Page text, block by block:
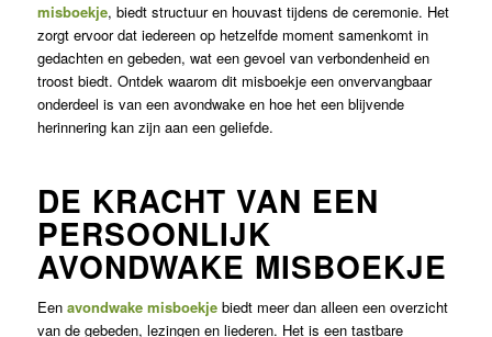
misboekje, biedt structuur en houvast tijdens de ceremonie. Het
zorgt ervoor dat iedereen op hetzelfde moment samenkomt in
gedachten en gebeden, wat een gevoel van verbondenheid en
troost biedt. Ontdek waarom dit misboekje een onvervangbaar
onderdeel is van een avondwake en hoe het een blijvende
herinnering kan zijn aan een geliefde.
DE KRACHT VAN EEN
PERSOONLIJK
AVONDWAKE MISBOEKJE
Een avondwake misboekjebiedt meer dan alleen een overzicht
van de gebeden, lezingen en liederen. Het is een tastbare